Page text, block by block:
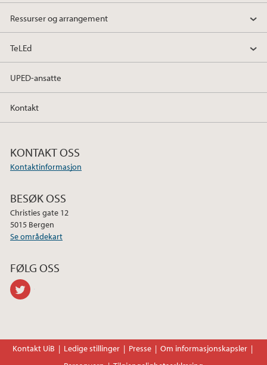
Ressurser og arrangement
TeLEd
UPED-ansatte
Kontakt
KONTAKT OSS
Kontaktinformasjon
BESØK OSS
Christies gate 12
5015 Bergen
Se områdekart
FØLG OSS
Kontakt UiB Ledige stillinger Presse
Om informasjonskapsler